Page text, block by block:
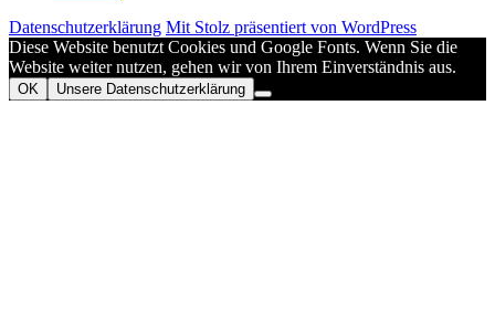
Datenschutzerklärung Mit Stolz präsentiert von WordPress
Diese Website benutzt Cookies und Google Fonts. Wenn Sie die
Website weiter nutzen, gehen wir von Ihrem Einverständnis aus.
OK Unsere Datenschutzerklärung